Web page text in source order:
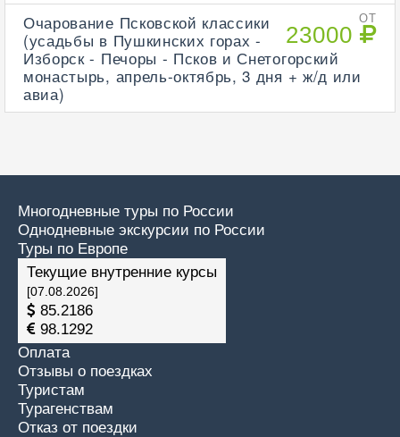
ОТ
23000
Очарование Псковской классики
(усадьбы в Пушкинских горах -
Изборск - Печоры - Псков и Снетогорский
монастырь, апрель-октябрь, 3 дня + ж/д или
авиа)
Многодневные туры по России
Однодневные экскурсии по России
Туры по Европе
Текущие внутренние курсы
[07.08.2026]
85.2186
98.1292
Оплата
Отзывы о поездках
Туристам
Турагенствам
Отказ от поездки